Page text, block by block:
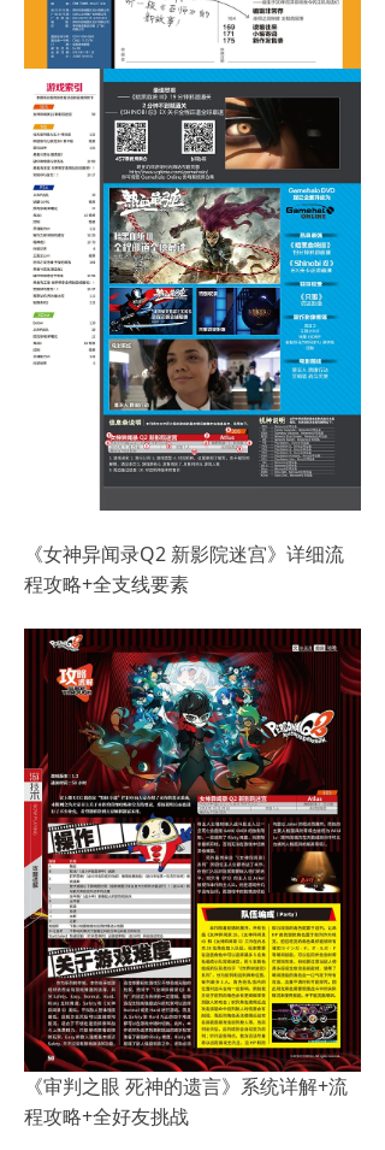
《女神异闻录Q2 新影院迷宫》详细流
程攻略+全支线要素
《审判之眼 死神的遗言》系统详解+流
程攻略+全好友挑战